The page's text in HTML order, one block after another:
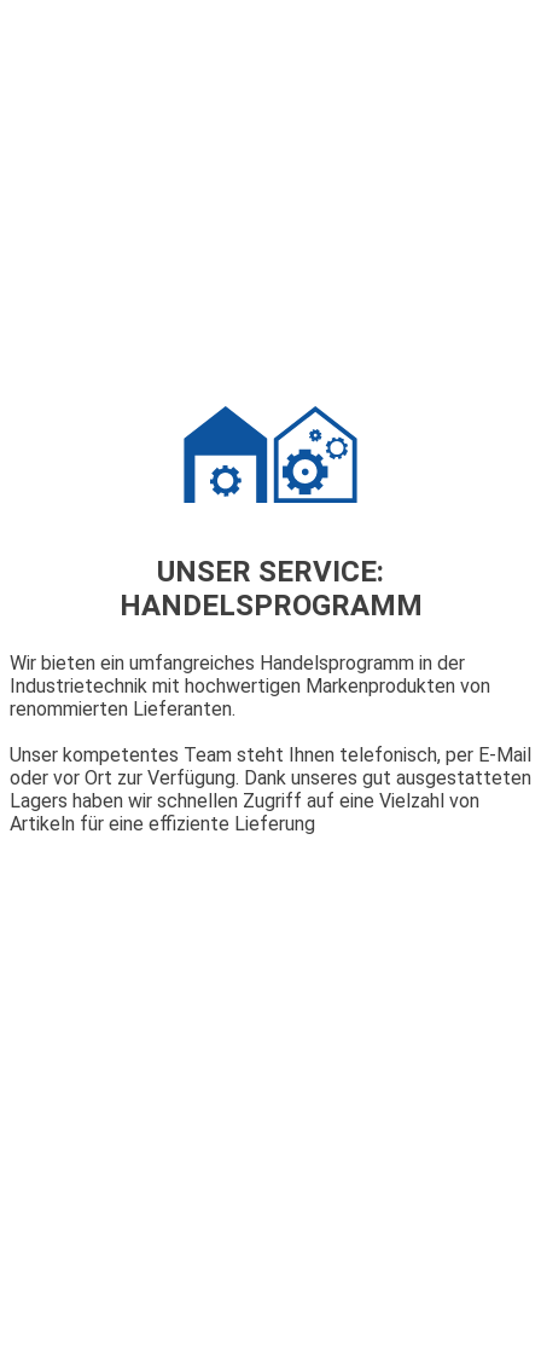
UNSER SERVICE:
HANDELSPROGRAMM
Wir bieten ein umfangreiches Handelsprogramm in der
Industrietechnik mit hochwertigen Markenprodukten von
renommierten Lieferanten.
Unser kompetentes Team steht Ihnen telefonisch, per E-Mail
oder vor Ort zur Verfügung. Dank unseres gut ausgestatteten
Lagers haben wir schnellen Zugriff auf eine Vielzahl von
Artikeln für eine effiziente Lieferung